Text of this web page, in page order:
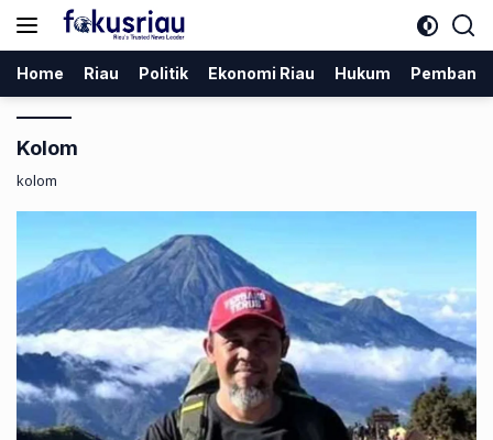
Langsung
Home Riau Politik Ekonomi Riau Hukum
Kolom
kolom